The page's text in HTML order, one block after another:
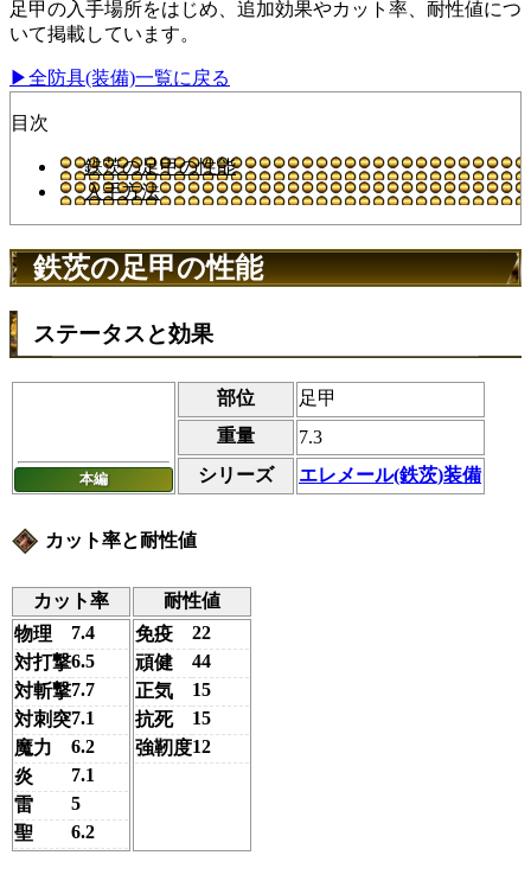
足甲の入手場所をはじめ、追加効果やカット率、耐性値につ
いて掲載しています。
▶全防具(装備)一覧に戻る
目次
鉄茨の足甲の性能
入手方法
鉄茨の足甲の性能
ステータスと効果
本編
部位
足甲
重量
7.3
シリーズ
エレメール(鉄茨)装備
カット率と耐性値
カット率
耐性値
物理
7.4
対打撃6.5
対斬撃7.7
対刺突7.1
魔力
6.2
炎
7.1
雷
5
聖
6.2
免疫
22
頑健
44
正気
15
抗死
15
強靭度12